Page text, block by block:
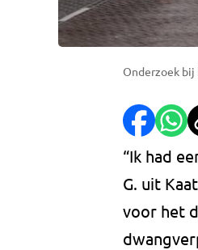
Onderzoek bij
“Ik had
G. uit
voor het